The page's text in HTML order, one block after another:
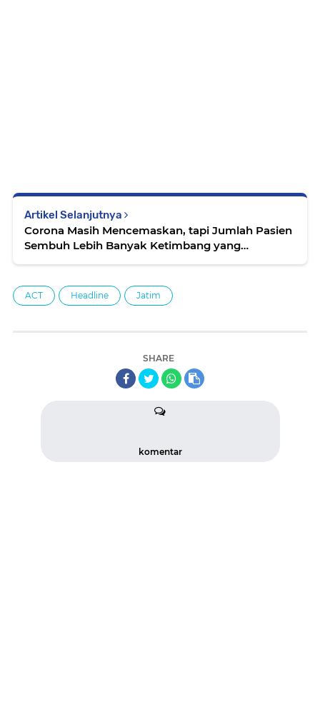
Artikel Selanjutnya
Corona Masih Mencemaskan, tapi Jumlah Pasien
Sembuh Lebih Banyak Ketimbang yang
ACT Headline Jatim
SHARE
komentar